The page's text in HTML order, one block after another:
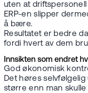
uten at
ERP-en slipper
å bære.
Resultatet er bedre
fordi hvert av dem
Innsikten som endret
God økonomisk
Det høres
større enn man skulle